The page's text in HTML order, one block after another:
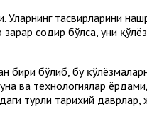
тасвирларини
содир бўлса, уни
бўлиб, бу
ва технологиялар
турли тарихий